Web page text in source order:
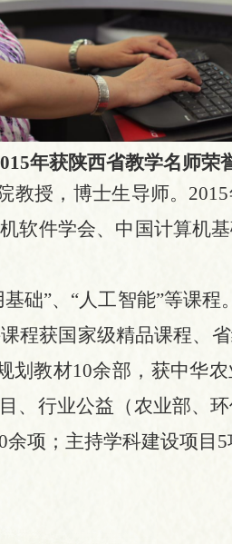
年获陕西省教学名师荣
教授，博士生导师。
软件学会、中国计算机
础”、“人工智能”等课
程获国家级精品课程、
教材10余部，获中华
、行业公益（农业部、
项；主持学科建设项目